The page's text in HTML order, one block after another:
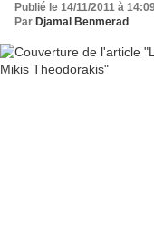
Publié le 14/11/2011 à
Par Djamal Benmerad